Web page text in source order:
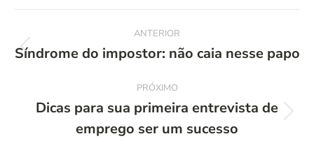
Navegação
de
ANTERIOR
Post
Síndrome do impostor: não caia nesse papo
PRÓXIMO
Próximo
post:
Dicas para sua primeira entrevista de
emprego ser um sucesso